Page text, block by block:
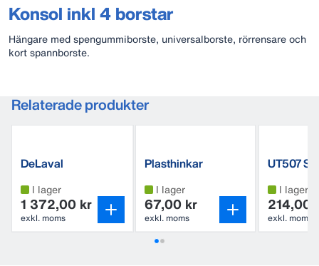
Konsol inkl 4 borstar
Hängare med spengummiborste, universalborste, rörrensare och
kort spannborste.
Relaterade produkter
DeLaval
I lager
1 372,00 kr
exkl. moms
Plasthinkar
I lager
67,00 kr
exkl. moms
UT507
I lager
214,00
exkl. moms